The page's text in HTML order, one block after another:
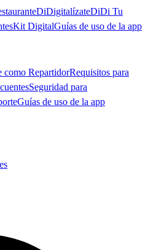
DiDigitalízateDiDi Tu
Kit DigitalGuías de uso de la app
como RepartidorRequisitos para
Seguridad para
Guías de uso de la app